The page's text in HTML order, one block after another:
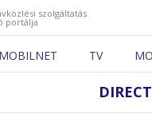
szolgáltatás
portálja
MOBILNET TV